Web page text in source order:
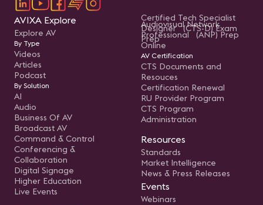
AVIXA Explore
Explore AV
By Type
Videos
Articles
Podcast
By Solution
AI
Audio
Business Of AV
Broadcast AV
Command & Control
Conferencing &
Collaboration
Digital Signage
Higher Education
Live Events
Certified Tech Specialist
Designer (CTS-D) Exam
Prep
Audiovisual Network
Professional (ANP) Prep
Online
AV Certification
CTS Documents and
Resouces
Certification Renewal
RU Provider Program
CTS Program
Administration
Resources
Standards
Market Intelligence
News & Press Releases
Events
Webinars